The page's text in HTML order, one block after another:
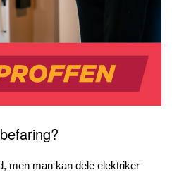
men man kan dele elektriker